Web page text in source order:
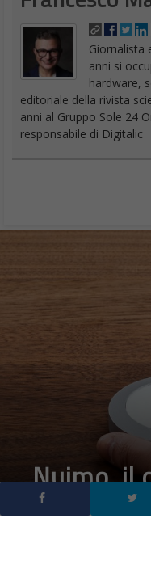
Giornalista
anni si
hardware,
editoriale della rivista
anni al Gruppo Sole 24
responsabile di Digitalic
Nuimo, il
dispositivi